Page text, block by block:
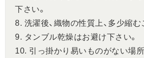
下さい。
8. 洗濯後、織物の性質上、多少縮む
9. タンブル乾燥はお避け下さい。
10. 引っ掛かり易いものがない場